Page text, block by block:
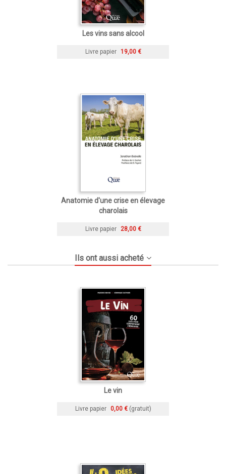
Les vins sans alcool
Livre papier 19,00 €
Anatomie d'une crise en élevage
charolais
Livre papier 28,00 €
Ils ont aussi acheté
Le vin
Livre papier 0,00 € (gratuit)